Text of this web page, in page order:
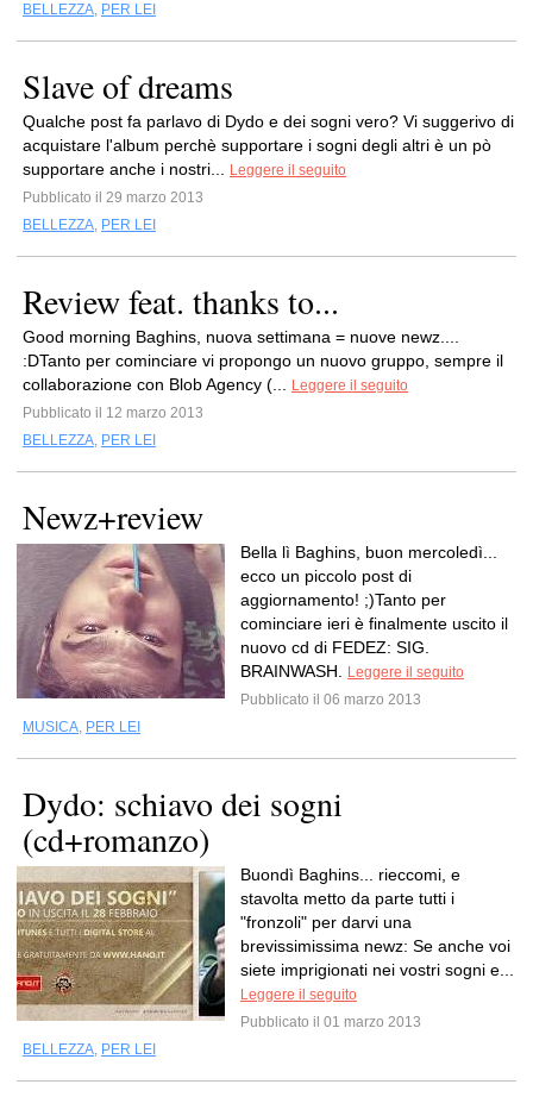
BELLEZZA, PER LEI
Slave of dreams
Qualche post fa parlavo di Dydo e dei sogni vero? Vi suggerivo di
acquistare l'album perchè supportare i sogni degli altri è un pò
supportare anche i nostri...
Leggere il seguito
Pubblicato il 29 marzo 2013
BELLEZZA, PER LEI
Review feat. thanks to...
Good morning Baghins, nuova settimana = nuove newz....
:DTanto per cominciare vi propongo un nuovo gruppo, sempre il
collaborazione con Blob Agency (...
Leggere il seguito
Pubblicato il 12 marzo 2013
BELLEZZA, PER LEI
Newz+review
Bella lì Baghins, buon mercoledì...
ecco un piccolo post di
aggiornamento! ;)Tanto per
cominciare ieri è finalmente uscito il
nuovo cd di FEDEZ: SIG.
BRAINWASH.
Leggere il seguito
Pubblicato il 06 marzo 2013
MUSICA, PER LEI
Dydo: schiavo dei sogni
(cd+romanzo)
Buondì Baghins... rieccomi, e
stavolta metto da parte tutti i
"fronzoli" per darvi una
brevissimissima newz: Se anche voi
siete imprigionati nei vostri sogni e...
Leggere il seguito
Pubblicato il 01 marzo 2013
BELLEZZA, PER LEI